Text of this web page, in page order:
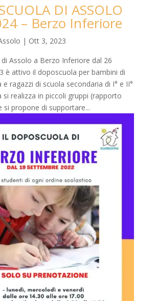
DI ASSOLO
– Berzo Inferiore
| Ott 3, 2023
Assolo a Berzo Inferiore dal 26
è attivo il doposcuola per bambini di
e ragazzi di scuola secondaria di I° e II°
si realizza in piccoli gruppi (rapporto
si propone di supportare...